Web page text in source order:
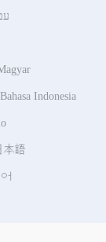
Bahasa Indonesia
本語